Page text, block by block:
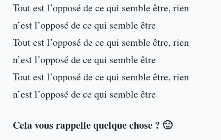
Tout est l’opposé de ce qui semble être, rien
n’est l’opposé de ce qui semble être
Tout est l’opposé de ce qui semble être, rien
n’est l’opposé de ce qui semble être
Tout est l’opposé de ce qui semble être, rien
n’est l’opposé de ce qui semble être
Cela vous rappelle quelque chose ? 🙂